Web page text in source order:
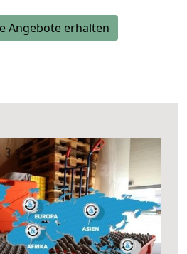
Angebote erhalten